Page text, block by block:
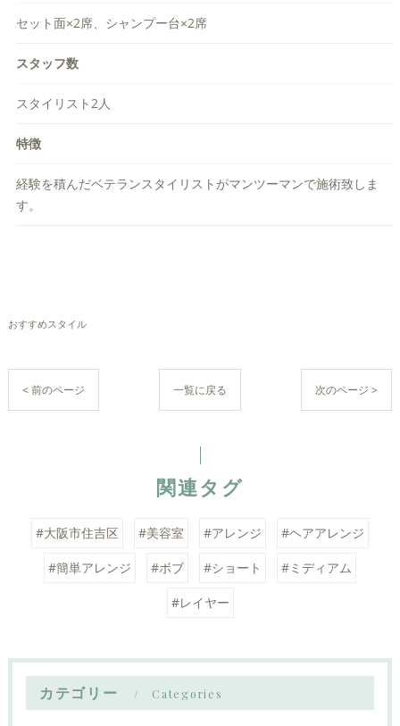
セット面×2席、シャンプー台×2席
スタッフ数
スタイリスト2人
特徴
経験を積んだベテランスタイリストがマンツーマンで施術致しま
す。
おすすめスタイル
< 前のページ 一覧に戻る 次のページ >
関連タグ
#大阪市住吉区 #美容室 #アレンジ #ヘアアレンジ
#簡単アレンジ #ボブ #ショート #ミディアム
#レイヤー
カテゴリー Categories